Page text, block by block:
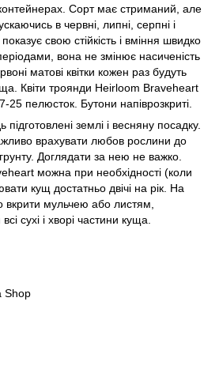
контейнерах. Сорт має стриманий, але
в червні, липні, серпні і
свою стійкість і вміння швидко
вона не змінює насиченість
матові квітки кожен раз будуть
Квіти троянди Heirloom Braveheart
25 пелюсток. Бутони напіврозкриті.
землі і весняну посадку.
врахувати любов рослини до
Доглядати за нею не важко.
можна при необхідності (коли
кущ достатньо двічі на рік. На
вкрити мульчею або листям,
сухі і хворі частини куща.
Shop